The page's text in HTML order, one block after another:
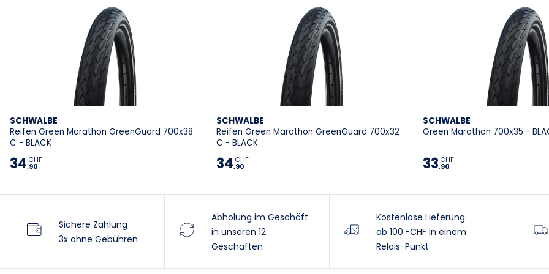
SCHWALBE
Reifen Green Marathon GreenGuard 700x38
C - BLACK
34,90
CHF
SCHWALBE
Reifen Green Marathon GreenGuard 700x32
C - BLACK
34,90
CHF
SCHWALBE
Green Marathon 700x35 -
33,90
CHF
Sichere Zahlung
3x ohne Gebühren
Abholung im Geschäft
in unseren 12
Geschäften
Kostenlose Lieferung
ab 100.-CHF in einem
Relais-Punkt